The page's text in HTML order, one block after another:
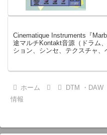
Cinematique Instruments『
途マルチKontakt音源（ドラム
ション、シンセ、テクスチャ、
ホーム
DTM ・DAW
情報